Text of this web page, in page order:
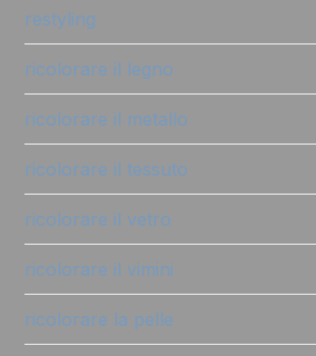
restyling
ricolorare il legno
ricolorare il metallo
ricolorare il tessuto
ricolorare il vetro
ricolorare il vimini
ricolorare la pelle